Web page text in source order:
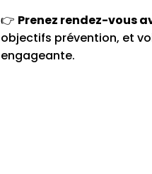
👉 Prenez rendez-vous
objectifs prévention, et
engageante.